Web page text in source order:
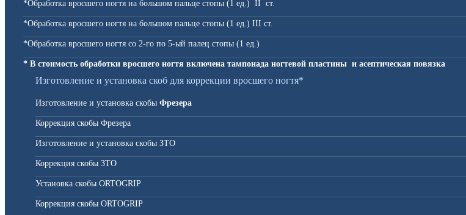
*Обработка вросшего ногтя на большом пальце стопы (1 ед.) II ст.
*Обработка вросшего ногтя на большом пальце стопы (1 ед.) III ст.
*Обработка вросшего ногтя со 2-го по 5-ый палец стопы (1 ед.)
* В стоимость обработки вросшего ногтя включена тампонада ногтевой пластины и асептическая повязка
Изготовление и установка скоб для коррекции вросшего ногтя*
Изготовление и установка скобы Фрезера
Коррекция скобы Фрезера
Изготовление и установка скобы ЗТО
Коррекция скобы ЗТО
Установка скобы ORTOGRIP
Коррекция скобы ORTOGRIP